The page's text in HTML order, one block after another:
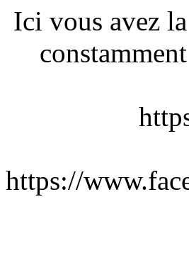
Ici vous avez
https://